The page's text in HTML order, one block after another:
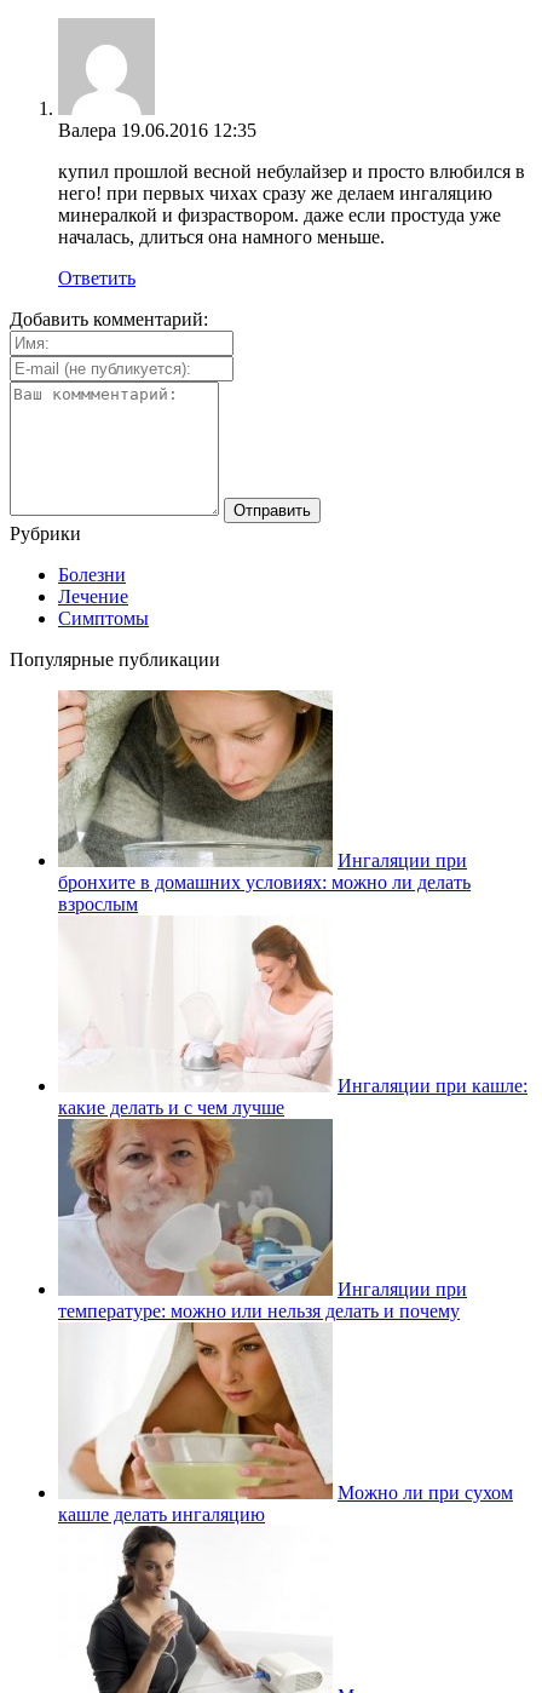
Валера 19.06.2016 12:35
купил прошлой весной небулайзер и просто влюбился в
него! при первых чихах сразу же делаем ингаляцию
минералкой и физраствором. даже если простуда уже
началась, длиться она намного меньше.
Ответить
Добавить комментарий:
Рубрики
Болезни
Лечение
Симптомы
Популярные публикации
Ингаляции при
бронхите в домашних условиях: можно ли делать
взрослым
Ингаляции при кашле:
какие делать и с чем лучше
Ингаляции при
температуре: можно или нельзя делать и почему
Можно ли при сухом
кашле делать ингаляцию